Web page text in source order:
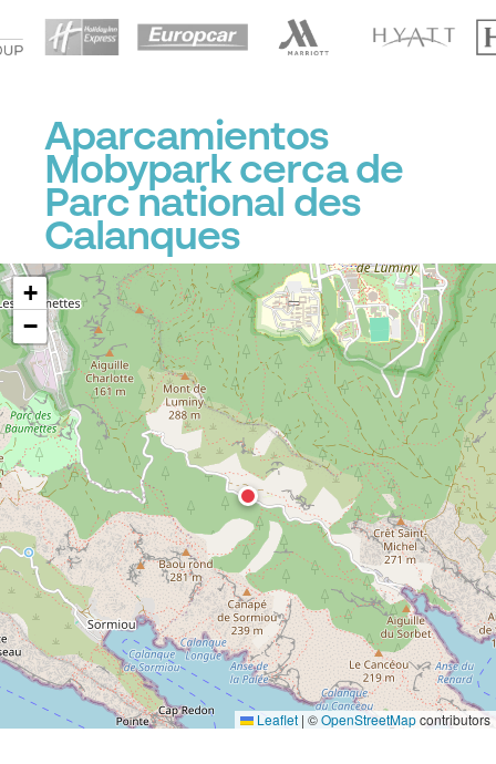
Aparcamientos
Mobypark cerca de
Parc national des
Calanques
+
−
Leaflet | ©OpenStreetMapcontributors